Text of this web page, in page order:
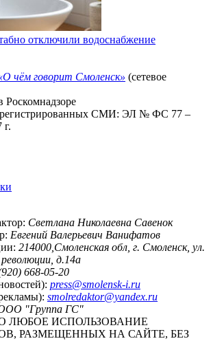
отключили водоснабжение
чём говорит Смоленск» (сетевое
Роскомнадзоре
СМИ: ЭЛ № ФС 77 –
г.
Светлана Николаевна Савенок
Евгений Валерьевич Ванифатов
214000,Смоленская обл, г. Смоленск, ул.
д.14а
668-05-20
press@smolensk-i.ru
smolredaktor@yandex.ru
"Группа ГС"
ЛЮБОЕ ИСПОЛЬЗОВАНИЕ
РАЗМЕЩЕННЫХ НА САЙТЕ, БЕЗ